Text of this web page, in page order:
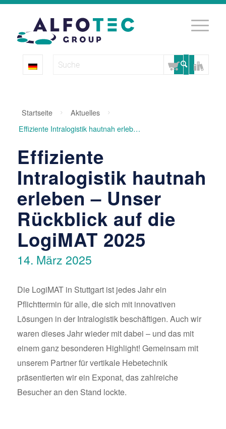
Startseite
Aktuelles
Effiziente Intralogistik hautnah erleben – Unser Rückblick auf die LogiMAT 20...
Effiziente
Intralogistik hautnah
erleben – Unser
Rückblick auf die
LogiMAT 2025
14. März 2025
Die LogiMAT in Stuttgart ist jedes Jahr ein
Pflichttermin für alle, die sich mit innovativen
Lösungen in der Intralogistik beschäftigen. Auch wir
waren dieses Jahr wieder mit dabei – und das mit
einem ganz besonderen Highlight! Gemeinsam mit
unserem Partner für vertikale Hebetechnik
präsentierten wir ein Exponat, das zahlreiche
Besucher an den Stand lockte.